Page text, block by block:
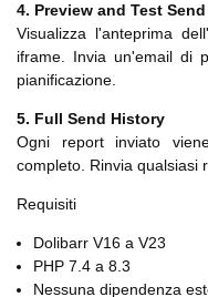
4. Preview and Test Send
Visualizza l'anteprima
iframe. Invia un'email di
pianificazione.
5. Full Send History
Ogni report inviato
completo. Rinvia qualsiasi
Requisiti
Dolibarr V16 a V23
PHP 7.4 a 8.3
Nessuna dipendenza